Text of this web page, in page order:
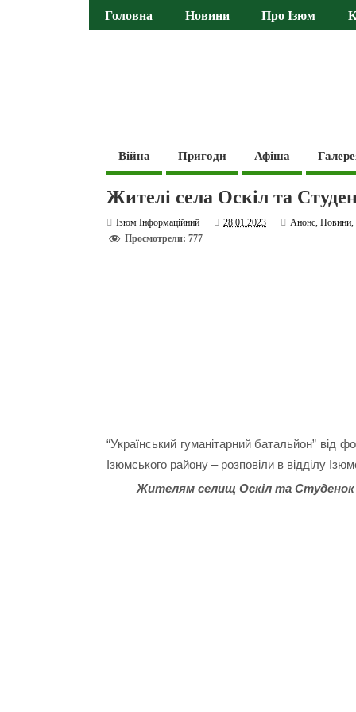
Головна Новини Про Ізюм
Війна Пригоди Афіша
Жителі села Оскіл та
Ізюм Інформаційний 28.01.2023 Анонс,Новини,
Просмотрели: 777
“Український гуманітарний батальйон” від
Ізюмського району – розповіли в відділу
Жителям селищ Оскіл та Студенок